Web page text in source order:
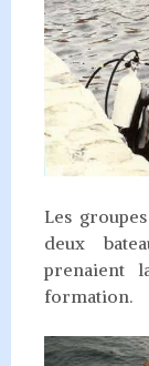
Les
deux
prenaient
formation.